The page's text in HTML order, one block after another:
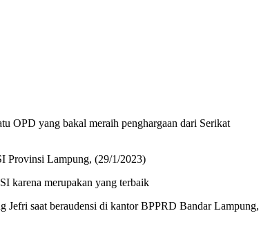
OPD yang bakal meraih penghargaan dari Serikat
Provinsi Lampung, (29/1/2023)
karena merupakan yang terbaik
Jefri saat beraudensi di kantor BPPRD Bandar Lampung,